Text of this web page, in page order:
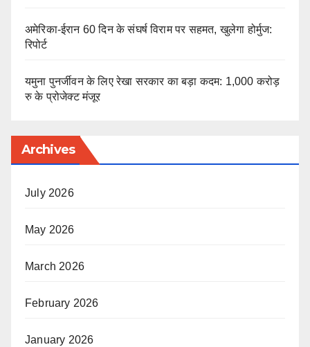
अमेरिका-ईरान 60 दिन के संघर्ष विराम पर सहमत, खुलेगा होर्मुज:
रिपोर्ट
यमुना पुनर्जीवन के लिए रेखा सरकार का बड़ा कदम: 1,000 करोड़
रु के प्रोजेक्ट मंजूर
Archives
July 2026
May 2026
March 2026
February 2026
January 2026